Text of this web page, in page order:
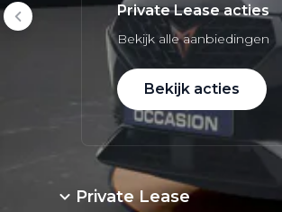
Private Lease acties
Bekijk alle aanbiedingen
Bekijk acties
Private Lease